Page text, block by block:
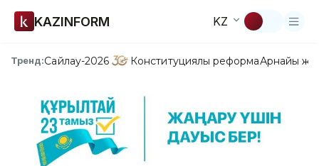
KAZINFORM KZ
Тренд:Сайлау-2026 Конституциялық реформаАрнайы